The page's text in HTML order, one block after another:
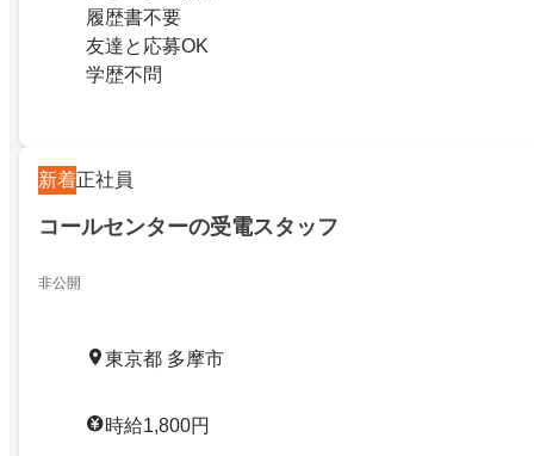
履歴書不要
友達と応募OK
学歴不問
新着正社員
コールセンターの受電スタッフ
非公開
東京都 多摩市
時給1,800円